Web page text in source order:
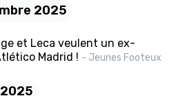
2025
et Leca veulent un ex-
Madrid ! - Jeunes Footeux